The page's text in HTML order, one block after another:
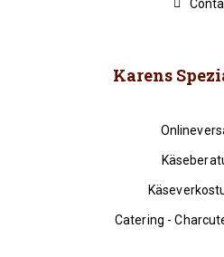
Karens
Catering -